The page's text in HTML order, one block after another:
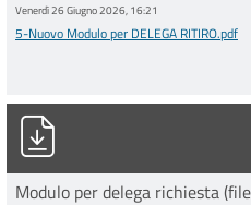
Venerdì 26 Giugno 2026, 16:21
5-Nuovo Modulo per DELEGA RITIRO.pdf
5-Nuovo Modulo per DELEGA
Modulo per delega richiesta